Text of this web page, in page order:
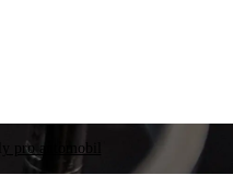
pro automobil